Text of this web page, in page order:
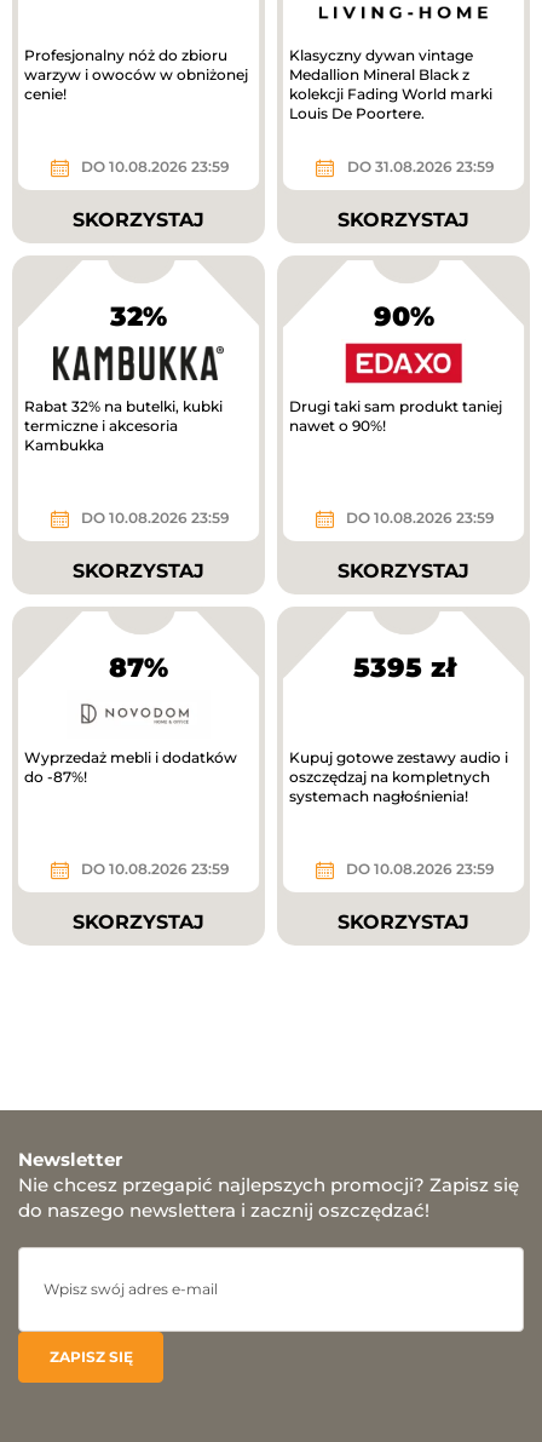
Profesjonalny nóż do zbioru
warzyw i owoców w obniżonej
cenie!
DO 10.08.2026 23:59
SKORZYSTAJ
Klasyczny dywan vintage
Medallion Mineral Black z
kolekcji Fading World marki
Louis De Poortere.
DO 31.08.2026 23:59
SKORZYSTAJ
32%
Rabat 32% na butelki, kubki
termiczne i akcesoria
Kambukka
DO 10.08.2026 23:59
SKORZYSTAJ
90%
Drugi taki sam produkt taniej
nawet o 90%!
DO 10.08.2026 23:59
SKORZYSTAJ
87%
Wyprzedaż mebli i dodatków
do -87%!
DO 10.08.2026 23:59
SKORZYSTAJ
5395 zł
Kupuj gotowe zestawy audio i
oszczędzaj na kompletnych
systemach nagłośnienia!
DO 10.08.2026 23:59
SKORZYSTAJ
Newsletter
Nie chcesz przegapić najlepszych promocji? Zapisz się
do naszego newslettera i zacznij oszczędzać!